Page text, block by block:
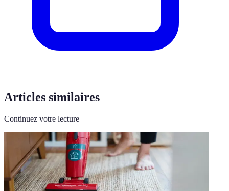
Articles similaires
Continuez votre lecture